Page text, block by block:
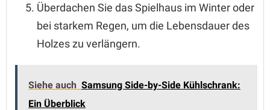
Überdachen Sie das Spielhaus im Winter oder
bei starkem Regen, um die Lebensdauer des
Holzes zu verlängern.
Siehe auch Samsung Side-by-Side Kühlschrank:
Ein Überblick